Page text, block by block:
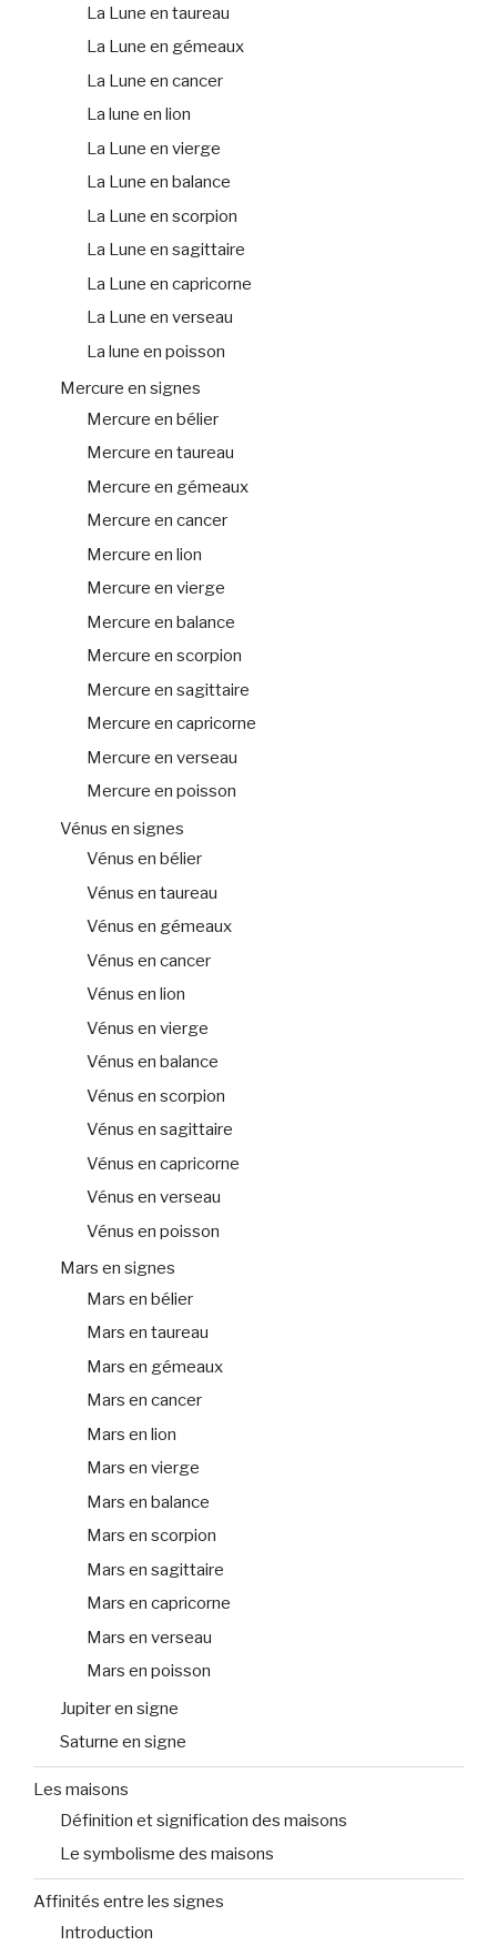
La Lune en taureau
La Lune en gémeaux
La Lune en cancer
La lune en lion
La Lune en vierge
La Lune en balance
La Lune en scorpion
La Lune en sagittaire
La Lune en capricorne
La Lune en verseau
La lune en poisson
Mercure en signes
Mercure en bélier
Mercure en taureau
Mercure en gémeaux
Mercure en cancer
Mercure en lion
Mercure en vierge
Mercure en balance
Mercure en scorpion
Mercure en sagittaire
Mercure en capricorne
Mercure en verseau
Mercure en poisson
Vénus en signes
Vénus en bélier
Vénus en taureau
Vénus en gémeaux
Vénus en cancer
Vénus en lion
Vénus en vierge
Vénus en balance
Vénus en scorpion
Vénus en sagittaire
Vénus en capricorne
Vénus en verseau
Vénus en poisson
Mars en signes
Mars en bélier
Mars en taureau
Mars en gémeaux
Mars en cancer
Mars en lion
Mars en vierge
Mars en balance
Mars en scorpion
Mars en sagittaire
Mars en capricorne
Mars en verseau
Mars en poisson
Jupiter en signe
Saturne en signe
Les maisons
Définition et signification des maisons
Le symbolisme des maisons
Affinités entre les signes
Introduction